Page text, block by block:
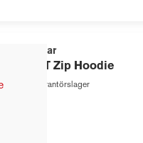
Texstar
GRIT Zip Hoodie
Leverantörslager